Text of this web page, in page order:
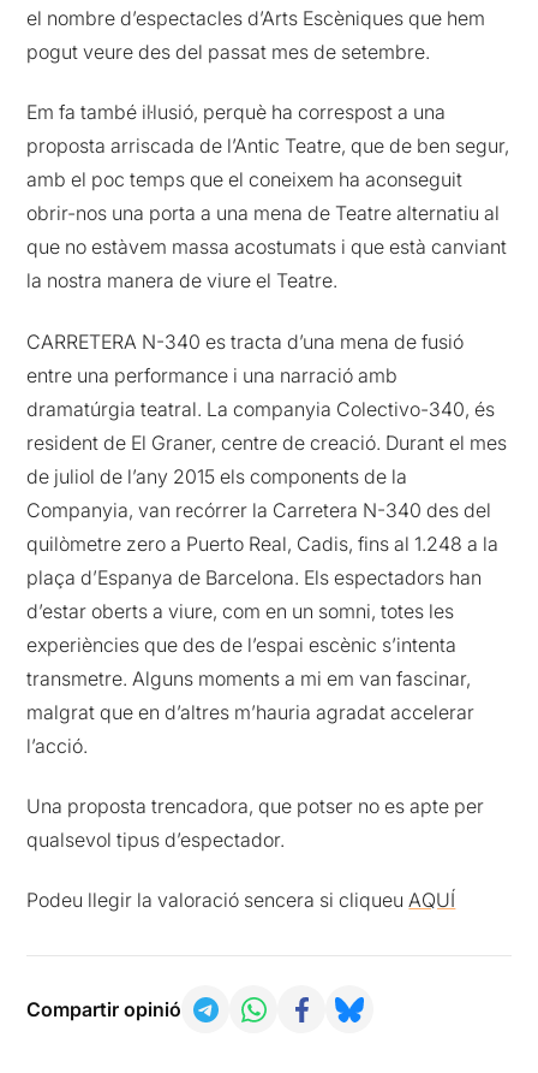
el nombre d’espectacles d’Arts Escèniques que hem
pogut veure des del passat mes de setembre.
Em fa també il·lusió, perquè ha correspost a una
proposta arriscada de l’Antic Teatre, que de ben segur,
amb el poc temps que el coneixem ha aconseguit
obrir-nos una porta a una mena de Teatre alternatiu al
que no estàvem massa acostumats i que està canviant
la nostra manera de viure el Teatre.
CARRETERA N-340 es tracta d’una mena de fusió
entre una performance i una narració amb
dramatúrgia teatral. La companyia Colectivo-340, és
resident de El Graner, centre de creació. Durant el mes
de juliol de l’any 2015 els components de la
Companyia, van recórrer la Carretera N-340 des del
quilòmetre zero a Puerto Real, Cadis, fins al 1.248 a la
plaça d’Espanya de Barcelona. Els espectadors han
d’estar oberts a viure, com en un somni, totes les
experiències que des de l’espai escènic s’intenta
transmetre. Alguns moments a mi em van fascinar,
malgrat que en d’altres m’hauria agradat accelerar
l’acció.
Una proposta trencadora, que potser no es apte per
qualsevol tipus d’espectador.
Podeu llegir la valoració sencera si cliqueuAQUÍ
Compartir opinió